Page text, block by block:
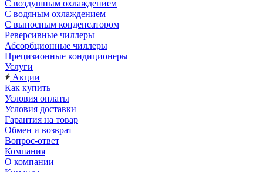
С воздушным охлаждением
С водяным охлаждением
С выносным конденсатором
Реверсивные чиллеры
Абсорбционные чиллеры
Прецизионные кондиционеры
Услуги
Акции
Как купить
Условия оплаты
Условия доставки
Гарантия на товар
Обмен и возврат
Вопрос-ответ
Компания
О компании